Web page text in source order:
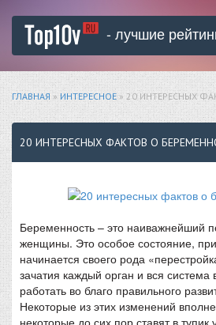
- лучшие
ГЛАВНАЯ »ИНТЕРЕСНОЕ» 20 ИНТЕРЕСНЫХ
20 ИНТЕРЕСНЫХ ФАКТОВ О
Беременность – это наиважнейший
женщины. Это особое состояние,
начинается своего рода
зачатия каждый орган и вся
работать во благо правильного
Некоторые из этих изменений